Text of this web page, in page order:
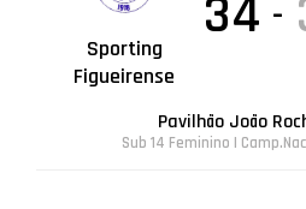
Sporting
Figueirense
34 -
Pavilhão João
Sub 14 Feminino |